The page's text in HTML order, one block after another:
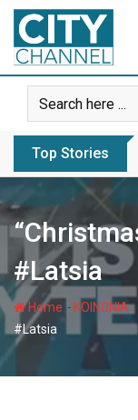
Skip
content
Top Stories
#Latsia
Home - ΚΟΙΝΩΝΙΑ-
#Latsia